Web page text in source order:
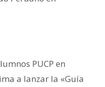
PUCP en
a lanzar la «Guía